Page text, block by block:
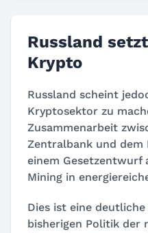
Russland
Krypto
Russland scheint
Kryptosektor zu
Zusammenarbeit
Zentralbank und dem
einem Gesetzentwurf
Mining in
Dies ist eine
bisherigen Politik der